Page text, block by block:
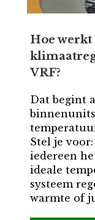
Hoe
VRF?
Dat begint
Stel je
iedereen
ideale
systeem
warmte of